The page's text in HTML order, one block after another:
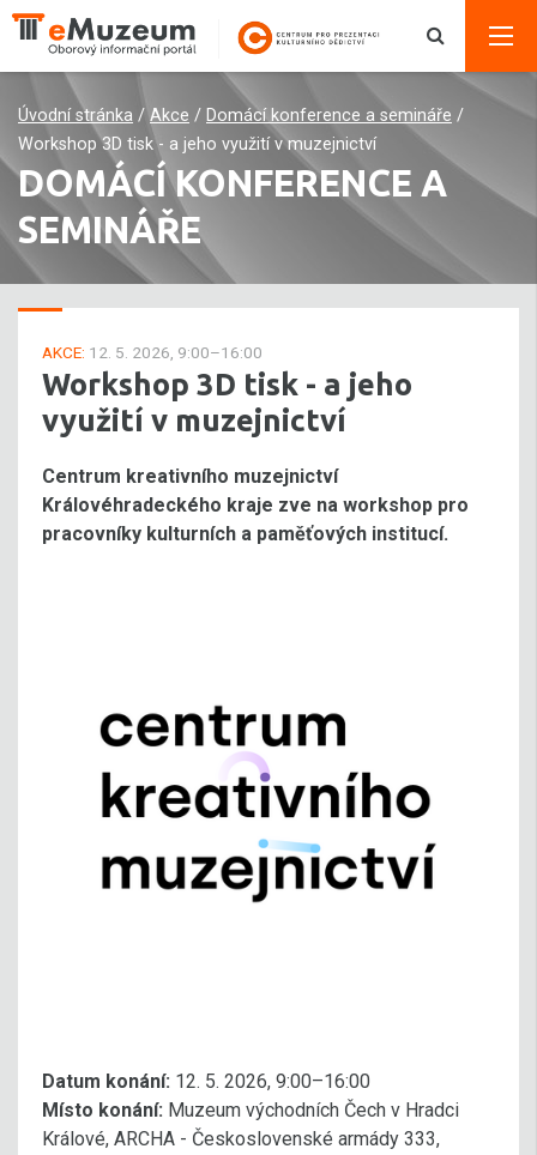
Úvodní stránka / Akce / Domácí konference a semináře /
Workshop 3D tisk - a jeho využití v muzejnictví
DOMÁCÍ KONFERENCE A
SEMINÁŘE
AKCE: 12. 5. 2026, 9:00–16:00
Workshop 3D tisk - a jeho
využití v muzejnictví
Centrum kreativního muzejnictví
Královéhradeckého kraje zve na workshop pro
pracovníky kulturních a paměťových institucí.
Datum konání: 12. 5. 2026, 9:00–16:00
Místo konání: Muzeum východních Čech v Hradci
Králové, ARCHA - Československé armády 333,